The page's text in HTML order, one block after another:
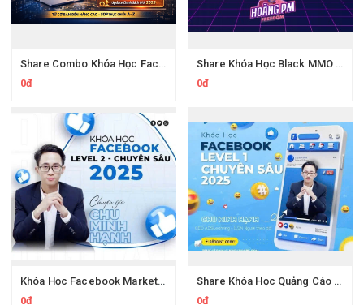
Share Combo Khóa Học Facebook Ads & YouTube Ads Chuyên Sâu
0đ
Share Khóa Học Black MMO PRO Tự Động Hóa Quy Trình Cùng Hoàng PM
0đ
Khóa Học Facebook Marketing Facebook Level 2 Thực Chiến Chu Minh Hạnh
0đ
Share Khóa Học Quảng Cáo Facebook Thực Chiến Chu Minh Hạnh
0đ